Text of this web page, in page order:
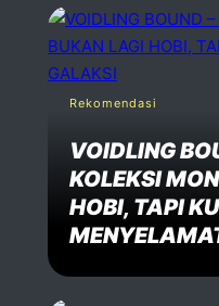
Rekomendasi
VOIDLING
KOLEKSI
HOBI, TAPI